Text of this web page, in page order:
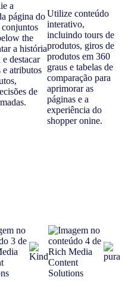
a
página do
the
a história
e destacar
e atributos
de
Utilize conteúdo
interativo,
incluindo tours de
produtos, giros de
produtos em 360
graus e tabelas de
comparação para
aprimorar as
páginas e a
experiência do
shopper onine.